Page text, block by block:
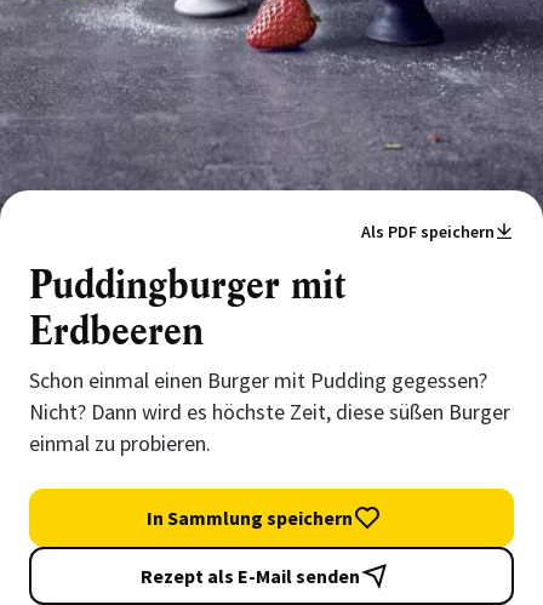
Als PDF speichern
Puddingburger mit
Erdbeeren
Schon einmal einen Burger mit Pudding gegessen?
Nicht? Dann wird es höchste Zeit, diese süßen Burger
einmal zu probieren.
In Sammlung speichern
Rezept als E-Mail senden